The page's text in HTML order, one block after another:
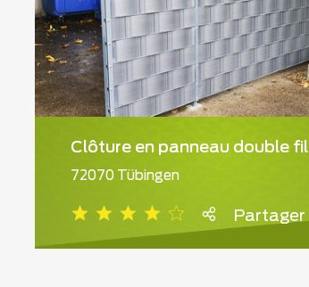
Clôture en panneau double fil
72070 Tübingen
Partager